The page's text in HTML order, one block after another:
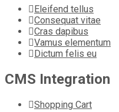
Eleifend tellus
Consequat vitae
Cras dapibus
Vamus elementum
Dictum felis eu
CMS Integration
Shopping Cart